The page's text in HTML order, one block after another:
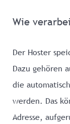
Wie
Der Hoster
Dazu gehören
die
werden. Das
Adresse,